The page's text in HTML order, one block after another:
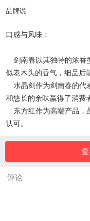
品牌说
口感与风味：
剑南春以其独特的浓香
似老木头的香气，细品后
水晶剑作为剑南春的代
和悠长的余味赢得了消费
东方红作为高端产品，
认可。